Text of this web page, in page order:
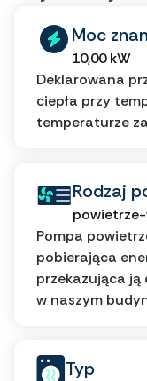
Moc
10,00 kW
Deklarowana
ciepła przy
temperaturze
Rodzaj
Pompa
pobierająca
przekazująca ją
w naszym
Typ